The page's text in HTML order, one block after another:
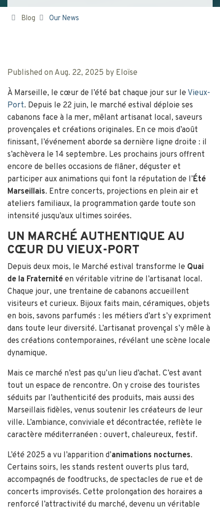
Blog Our News
Published on Aug. 22, 2025 by Eloïse
À Marseille, le cœur de l’été bat chaque jour sur le Vieux-
Port. Depuis le 22 juin, le marché estival déploie ses
cabanons face à la mer, mêlant artisanat local, saveurs
provençales et créations originales. En ce mois d’août
finissant, l’événement aborde sa dernière ligne droite : il
s’achèvera le 14 septembre. Les prochains jours offrent
encore de belles occasions de flâner, déguster et
participer aux animations qui font la réputation de l’Été
Marseillais. Entre concerts, projections en plein air et
ateliers familiaux, la programmation garde toute son
intensité jusqu’aux ultimes soirées.
UN MARCHÉ AUTHENTIQUE AU
CŒUR DU VIEUX-PORT
Depuis deux mois, le Marché estival transforme le Quai
de la Fraternité en véritable vitrine de l’artisanat local.
Chaque jour, une trentaine de cabanons accueillent
visiteurs et curieux. Bijoux faits main, céramiques, objets
en bois, savons parfumés : les métiers d’art s’y expriment
dans toute leur diversité. L’artisanat provençal s’y mêle à
des créations contemporaines, révélant une scène locale
dynamique.
Mais ce marché n’est pas qu’un lieu d’achat. C’est avant
tout un espace de rencontre. On y croise des touristes
séduits par l’authenticité des produits, mais aussi des
Marseillais fidèles, venus soutenir les créateurs de leur
ville. L’ambiance, conviviale et décontractée, reflète le
caractère méditerranéen : ouvert, chaleureux, festif.
L’été 2025 a vu l’apparition d’animations nocturnes.
Certains soirs, les stands restent ouverts plus tard,
accompagnés de foodtrucks, de spectacles de rue et de
concerts improvisés. Cette prolongation des horaires a
renforcé l’attractivité du marché, devenu un véritable